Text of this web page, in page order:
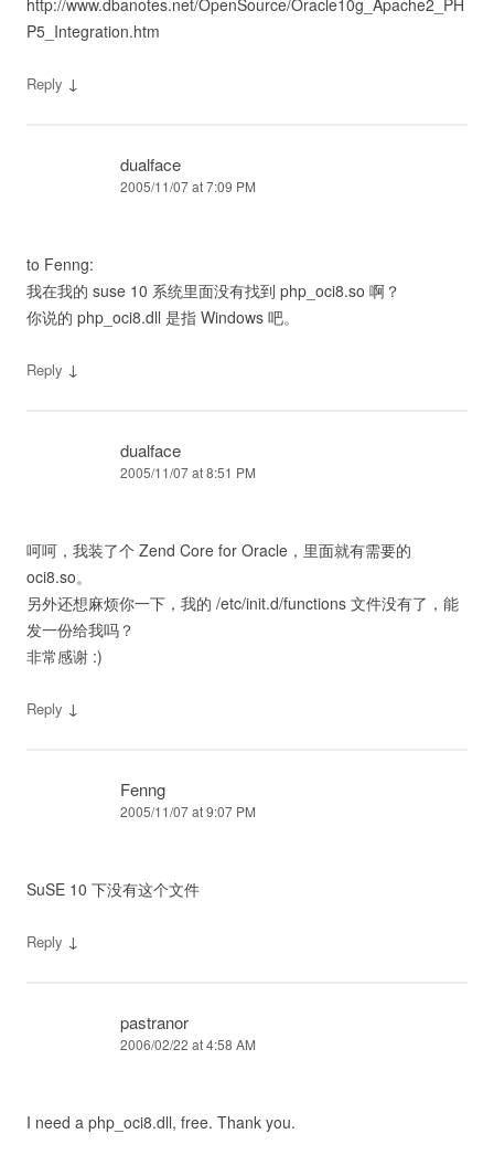
http://www.dbanotes.net/OpenSource/Oracle10g_Apache2_PH
P5_Integration.htm
Reply ↓
dualface
2005/11/07 at 7:09 PM
to Fenng:
我在我的 suse 10 系统里面没有找到 php_oci8.so 啊？
你说的 php_oci8.dll 是指 Windows 吧。
Reply ↓
dualface
2005/11/07 at 8:51 PM
呵呵，我装了个 Zend Core for Oracle，里面就有需要的
oci8.so。
另外还想麻烦你一下，我的 /etc/init.d/functions 文件没有了，能
发一份给我吗？
非常感谢 :)
Reply ↓
Fenng
2005/11/07 at 9:07 PM
SuSE 10 下没有这个文件
Reply ↓
pastranor
2006/02/22 at 4:58 AM
I need a php_oci8.dll, free. Thank you.